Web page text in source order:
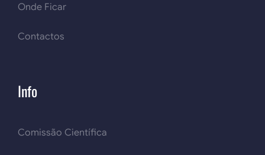
Onde Ficar
Contactos
Info
Comissão Científica